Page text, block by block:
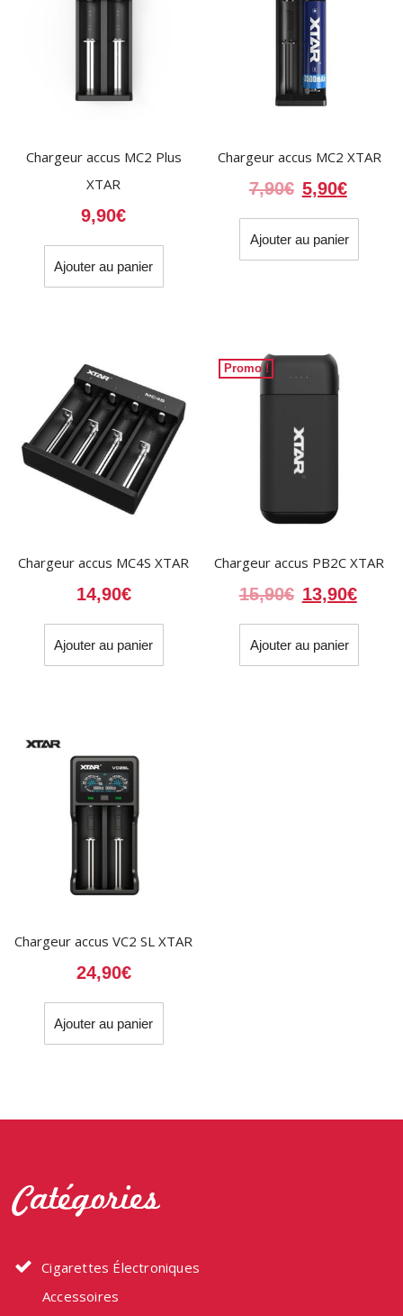
Chargeur accus MC2 Plus
XTAR
9,90€
Ajouter au panier
Chargeur accus MC2 XTAR
7,90€ Le
initial
était :
5,90€
actuel
est :
Ajouter au panier
Chargeur accus MC4S XTAR
14,90€
Ajouter au panier
Promo !
Chargeur accus PB2C XTAR
15,90€ Le
initial
était :
13,90€
est :
Ajouter au panier
Chargeur accus VC2 SL XTAR
24,90€
Ajouter au panier
Catégories
Cigarettes Électroniques
Accessoires